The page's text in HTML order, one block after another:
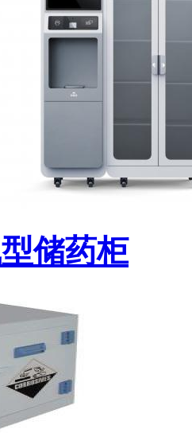
储药柜